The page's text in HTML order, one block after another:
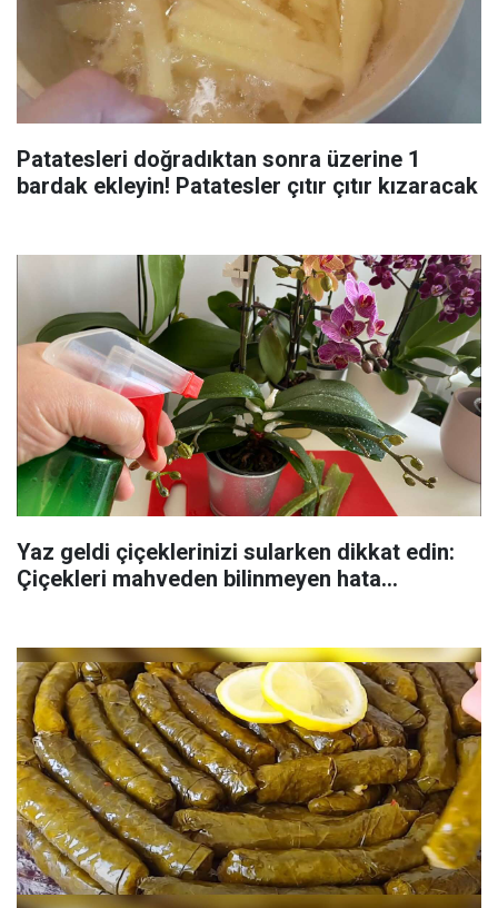
Patatesleri doğradıktan sonra üzerine 1
bardak ekleyin! Patatesler çıtır çıtır kızaracak
Yaz geldi çiçeklerinizi sularken dikkat edin:
Çiçekleri mahveden bilinmeyen hata...